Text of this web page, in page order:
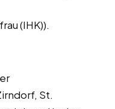
(IHK)).
St.